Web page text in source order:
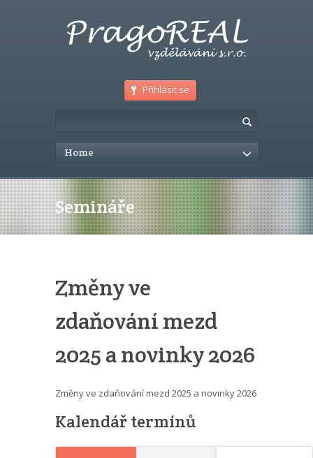
Přihlásit se
Home
Semináře
Změny ve
zdaňování mezd
2025 a novinky 2026
Změny ve zdaňování mezd 2025 a novinky 2026
Kalendář termínů